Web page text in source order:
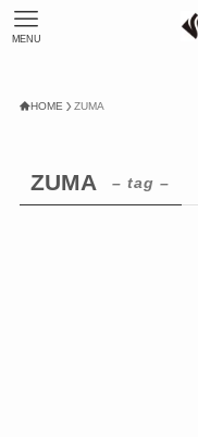
MENU
HOME ZUMA
ZUMA – tag –